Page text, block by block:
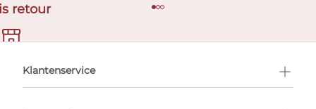
retour
afspraak
Klantenservice